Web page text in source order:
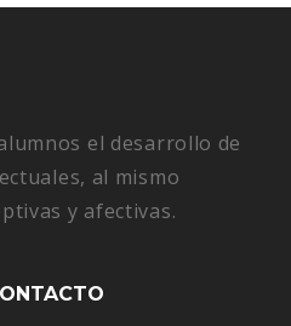
el desarrollo de
al mismo
y afectivas.